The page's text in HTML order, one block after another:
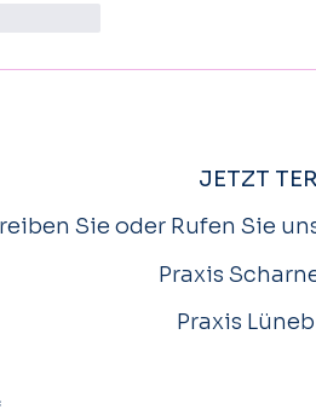
JETZT
Sie oder Rufen Sie
Praxis
Praxis